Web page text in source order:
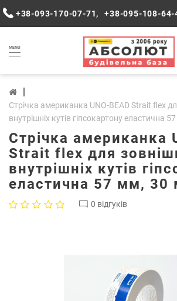
+38-093-170-07-71, +38-095-108-64-
MENU
Стрічка американка UNO-BEAD Strait flex
внутрішніх кутів гіпсокартону еластична
Стрічка американка
Strait flex для
внутрішніх кутів
еластична 57 мм, 30
0 відгуків